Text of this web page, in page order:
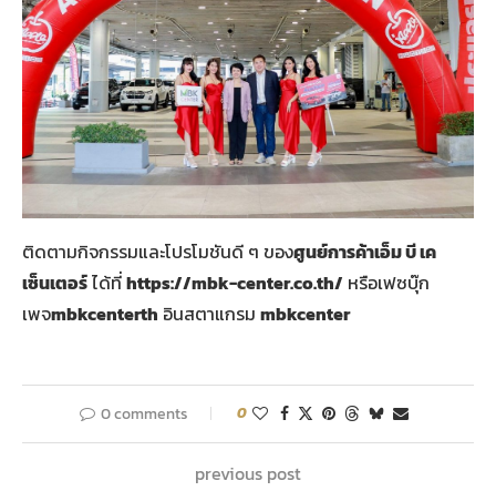
ติดตามกิจกรรมและโปรโมชันดี ๆ ของศูนย์การค้าเอ็ม บี เค
เซ็นเตอร์ได้ที่https://mbk-center.co.th/ หรือเฟซบุ๊ก
เพจmbkcenterth อินสตาแกรม mbkcenter
0 comments 0
previous post